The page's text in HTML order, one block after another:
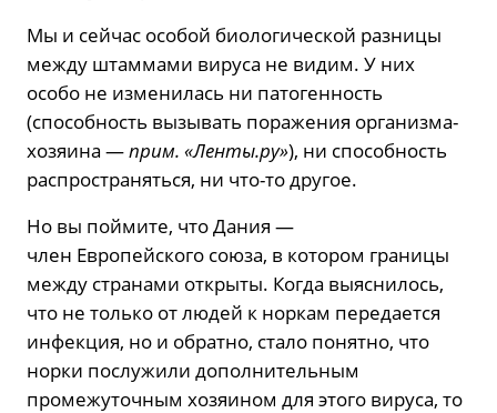
Мы и сейчас особой биологической разницы
между штаммами вируса не видим. У них
особо не изменилась ни патогенность
(способность вызывать поражения организма-
хозяина —прим. «Ленты.ру»), ни способность
распространяться, ни что-то другое.
Но вы поймите, что Дания —
член Европейского союза, в котором границы
между странами открыты. Когда выяснилось,
что не только от людей к норкам передается
инфекция, но и обратно, стало понятно, что
норки послужили дополнительным
промежуточным хозяином для этого вируса, то